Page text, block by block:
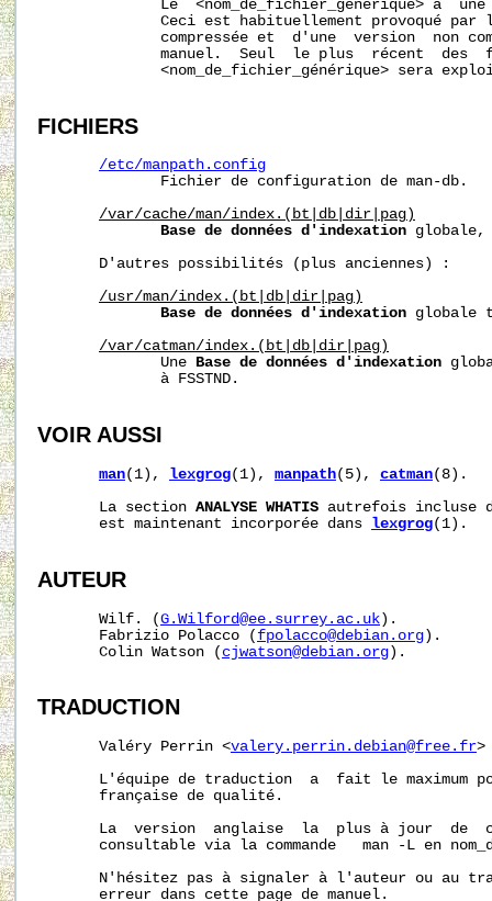
Le  <nom_de_fichier_générique> a
Ceci est habituellement provoqué par
compressée et  d'une  version  non
manuel.  Seul  le plus  récent  des
<nom_de_fichier_générique> sera
FICHIERS
/etc/manpath.config
              Fichier de configuration de man-db.
/var/cache/man/index.(bt|db|dir|pag)
Base de données d'indexation globale,
       D'autres possibilités (plus anciennes) :
/usr/man/index.(bt|db|dir|pag)
Base de données d'indexation globale
/var/catman/index.(bt|db|dir|pag)
              Une
Base de données d'indexation
              à FSSTND.
VOIR AUSSI
man(1), lexgrog(1), manpath(5), catman(8).
       La section
ANALYSE WHATIS autrefois incluse
       est maintenant incorporée dans
lexgrog(1).
AUTEUR
       Wilf. (
G.Wilford@ee.surrey.ac.uk).
       Fabrizio Polacco (
fpolacco@debian.org).
       Colin Watson (
cjwatson@debian.org).
TRADUCTION
       Valéry Perrin <
valery.perrin.debian@free.fr>
L'équipe de traduction  a  fait le maximum
       française de qualité.
La  version  anglaise  la  plus à jour  de
consultable via la commande   man -L en
N'hésitez pas à signaler à l'auteur ou au